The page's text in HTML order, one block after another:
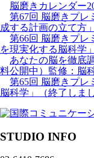
脳磨きカレンダー
第67回 脳磨きプレ
成する計画の立て方
第66回 脳磨きプレ
を現実化する脳科学
あなたの脳を徹底
料公開中）監修：脳
第65回 脳磨きプレ
脳科学」（終了しま
STUDIO INFO